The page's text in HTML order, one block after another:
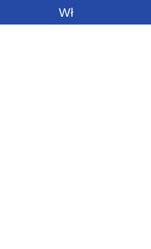
Włącz
powiadomienia